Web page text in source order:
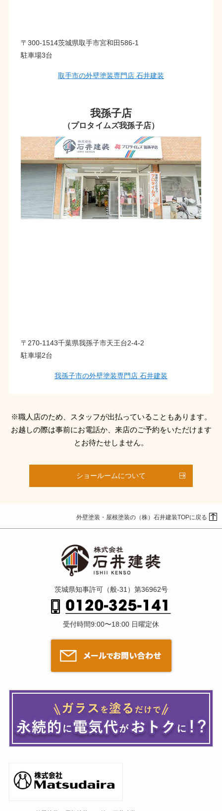
〒300-1514茨城県取手市宮和田586-1
駐車場3台
取手市の外壁塗装専門店 石井建装
我孫子店
（プロタイムズ我孫子店）
〒270-1143千葉県我孫子市天王台2-4-2
駐車場2台
我孫子市の外壁塗装専門店 石井建装
※職人店のため、スタッフが出払っていることもあります。
お越しの際は事前にお電話か、来店のご予約をいただけます
とお待たせしません。
ショールームについて
外壁塗装・屋根塗装の（株）石井建装TOPに戻る
茨城県知事許可（般-31）第36962号
受付時間9:00〜18:00 日曜定休